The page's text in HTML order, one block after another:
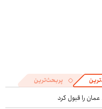
پربحث‌ترین
را قبول کرد